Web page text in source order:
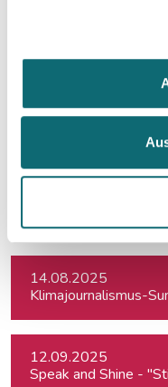
Student Protests in
23.06.2025
Crashkurs
14.08.2025
Klimajournalismus-
12.09.2025
Speak and Shine -